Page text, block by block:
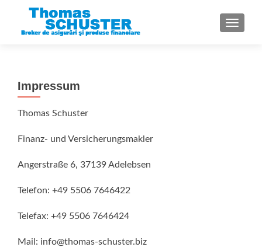
Impressum
Thomas Schuster
Finanz- und Versicherungsmakler
Angerstraße 6, 37139 Adelebsen
Telefon: +49 5506 7646422
Telefax: +49 5506 7646424
Mail: info@thomas-schuster.biz